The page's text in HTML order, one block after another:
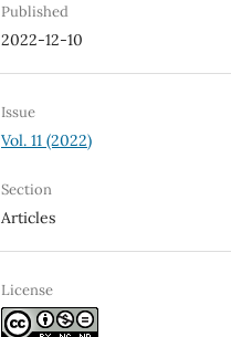
Published
2022-12-10
Issue
Vol. 11 (2022)
Section
Articles
License